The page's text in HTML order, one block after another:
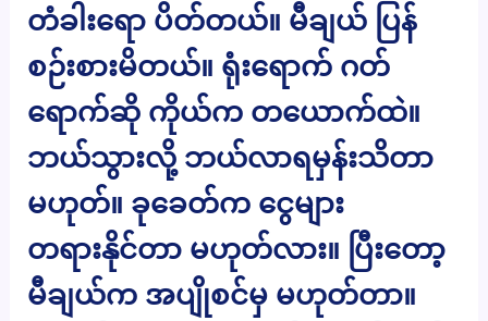
တံခါးရော ပိတ်တယ်။ မီချယ် ပြန်
စဉ်းစားမိတယ်။ ရုံးရောက် ဂတ်
ရောက်ဆို ကိုယ်က တယောက်ထဲ။
ဘယ်သွားလို့ ဘယ်လာရမှန်းသိတာ
မဟုတ်။ ခုခေတ်က ငွေများ
တရားနိုင်တာ မဟုတ်လား။ ပြီးတော့
မီချယ်က အပျိုစင်မှ မဟုတ်တာ။